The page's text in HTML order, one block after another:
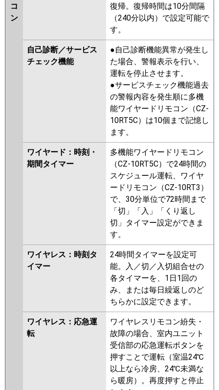
コ
ン
復帰。復帰時間は10分間隔
（240分以内）で設定可能で
す。
自己診断／サービス
チェック機能
●自己診断機能異常が発生し
た場合、警報表示を行い、
運転を停止させます。
●サービスチェック機能過去
の警報内容を発生順に多機
能ワイヤードリモコン（CZ-
10RT5C）は10個まで記憶し
ます。
ワイヤード：時刻・
期間タイマー
多機能ワイヤードリモコン
（CZ-10RT5C）で24時間の
スケジュール運転、ワイヤ
ードリモコン（CZ-10RT3）
で、30分単位で72時間まで
「切」「入」「くり返し
切」タイマー設定ができま
す。
ワイヤレス：時刻タ
イマー
24時間タイマーを設定可
能。入／切／入切組合せの
各タイマーを、1日1回の
み、または毎日繰返しのど
ちらかに設定できます。
ワイヤレス：応急運
転
ワイヤレスリモコン紛失・
故障の場合、室内ユニット
受信部の応急運転ボタンを
押すことで運転（室温24℃
以上なら冷房、24℃未満な
ら暖房）。再度押すと停止